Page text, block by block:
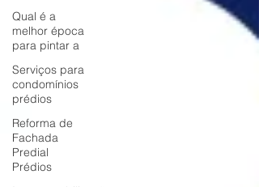
Qual é a
melhor época
para pintar a
Serviços para
condomínios
prédios
Reforma de
Fachada
Predial
Prédios